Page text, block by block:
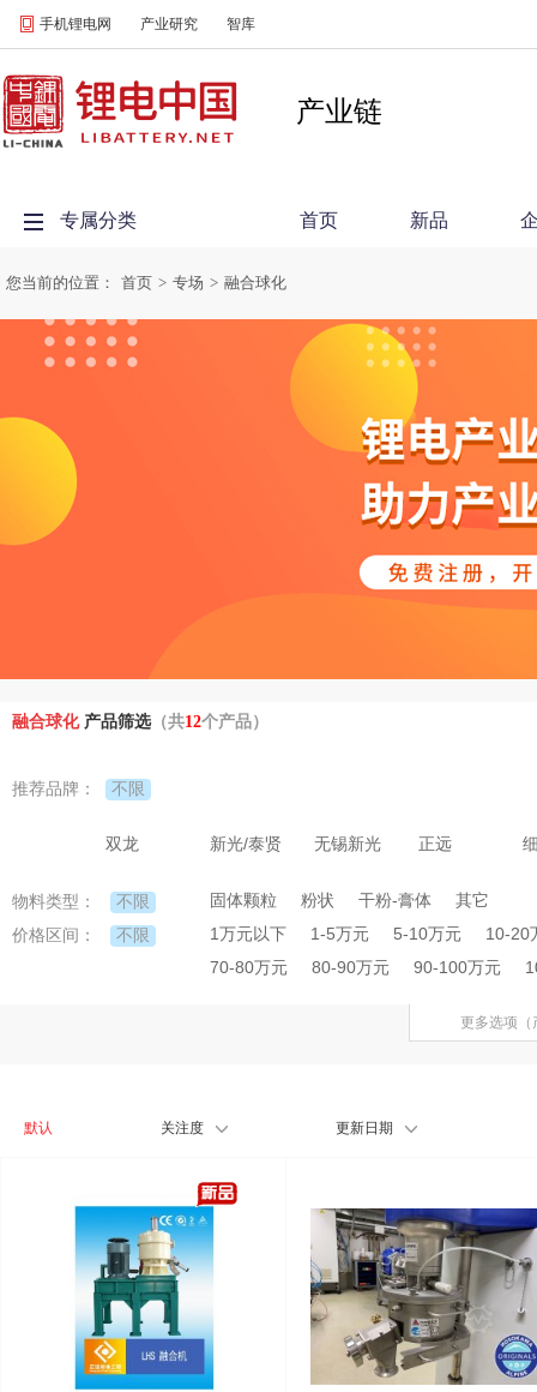
手机锂电网 产业研究 智库
产业链
专属分类 首页 新品
您当前的位置： 首页 > 专场 > 融合球化
融合球化 产品筛选（共12个产品）
推荐品牌： 不限
双龙 新光/泰贤 无锡新光 正远
物料类型： 不限 固体颗粒 粉状 干粉-膏体 其它
价格区间： 不限 1万元以下 1-5万元 5-10万元
10-20
70-80万元
80-90万元 90-100万元
更多选项
默认 关注度 更新日期